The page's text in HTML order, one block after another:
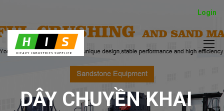
Login
DÂY CHUYỀN KHAI